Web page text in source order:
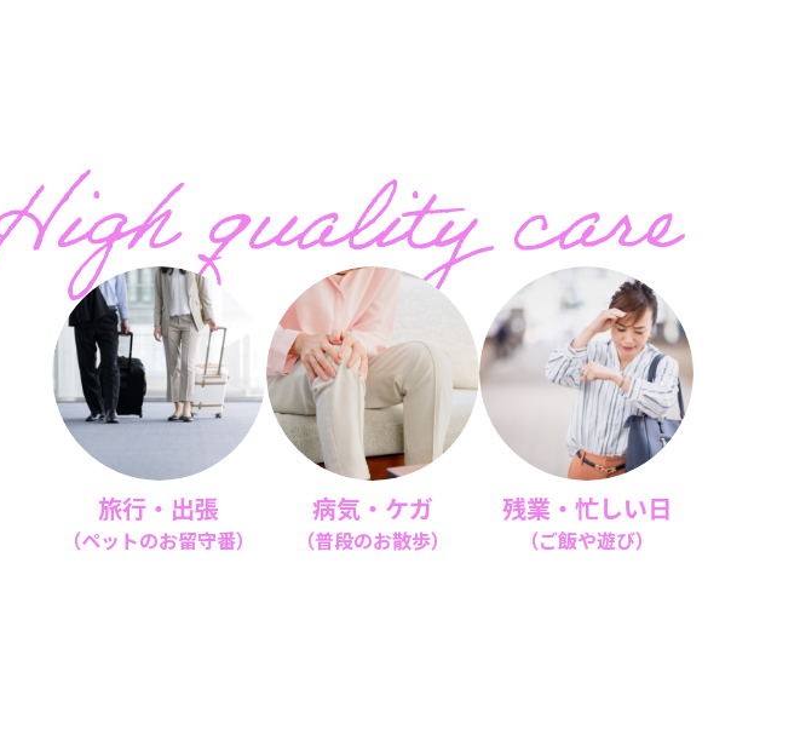
旅行・出張
（ペットのお留守番）
病気・ケガ
（普段のお散歩）
残業・忙しい日
（ご飯や遊び）